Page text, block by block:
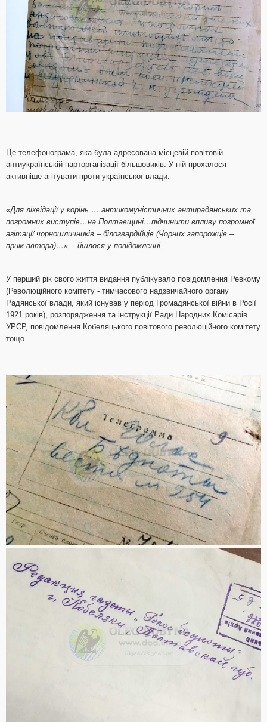
Це телефонограма, яка була адресована місцевій повітовій
антиукраїнській парторганізації більшовиків. У ній прохалося
активніше агітувати проти української влади.
«Для ліквідації у корінь … антикомуністичних антирадянських та
погромних виступів…на Полтавщині…підчинити впливу погромної
агітації чорношличників – білогвардійців (Чорних запорожців –
прим.автора)…», - йшлося у повідомленні.
У перший рік свого життя видання публікувало повідомлення Ревкому
(Революційного комітету - тимчасового надзвичайного органу
Радянської влади, який існував у період Громадянської війни в Росії
1921 років), розпорядження та інструкції Ради Народних Комісарів
УРСР, повідомлення Кобеляцького повітового революційного комітету
тощо.